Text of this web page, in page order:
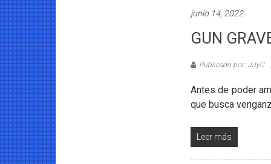
junio 14, 2022
GUN
Publicado por: JJyC
Antes de poder
que busca
Leer más